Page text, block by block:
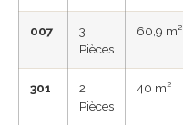
007
3
Pièces
60,9 m²
301
2
Pièces
40 m²